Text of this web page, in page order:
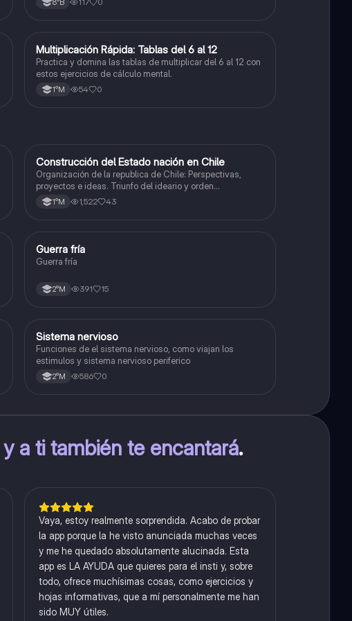
8°B
MMatemáticas
Multiplicación Rápida: Tablas del 6 al 12
Practica y domina las tablas de multiplicar del 6 al 12 con
estos ejercicios de cálculo mental.
1°M 54 0
Historia
Construcción del Estado nación en Chile
Organización de la republica de Chile: Perspectivas,
proyectos e ideas. Triunfo del ideario y orden
conservador. Constitución de 1833. "Era Portaliana"
1°M 1,522 43
GHistoria
Guerra fría
Guerra fría
2°M 391 15
SBiología
Sistema nervioso
Funciones de el sistema nervioso, como viajan los
estimulos y sistema nervioso periferico
2°M 586 0
y a ti también te encantará.
Vaya, estoy realmente sorprendida. Acabo de probar
la app porque la he visto anunciada muchas veces
y me he quedado absolutamente alucinada. Esta
app es LA AYUDA que quieres para el insti y, sobre
todo, ofrece muchísimas cosas, como ejercicios y
hojas informativas, que a mí personalmente me han
sido MUY útiles.